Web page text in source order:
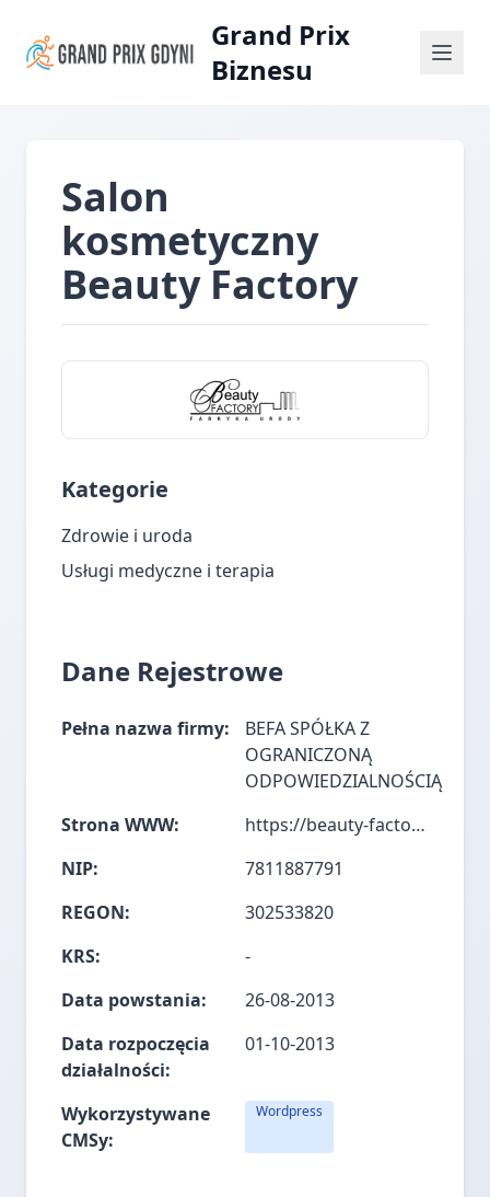
Grand Prix
Biznesu
Salon
kosmetyczny
Beauty Factory
Kategorie
Zdrowie i uroda
Usługi medyczne i terapia
Dane Rejestrowe
Pełna nazwa firmy:
BEFA SPÓŁKA Z
OGRANICZONĄ
ODPOWIEDZIALNOŚCIĄ
Strona WWW:
https://beauty-factory.pl/
NIP:
7811887791
REGON:
302533820
KRS:
-
Data powstania:
26-08-2013
Data rozpoczęcia
działalności:
01-10-2013
Wykorzystywane
CMSy:
Wordpress